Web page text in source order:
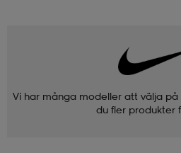
Vi har många modeller att välja
du fler produkter